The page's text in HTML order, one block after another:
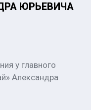
ЮРЬЕВИЧА
у главного
Александра